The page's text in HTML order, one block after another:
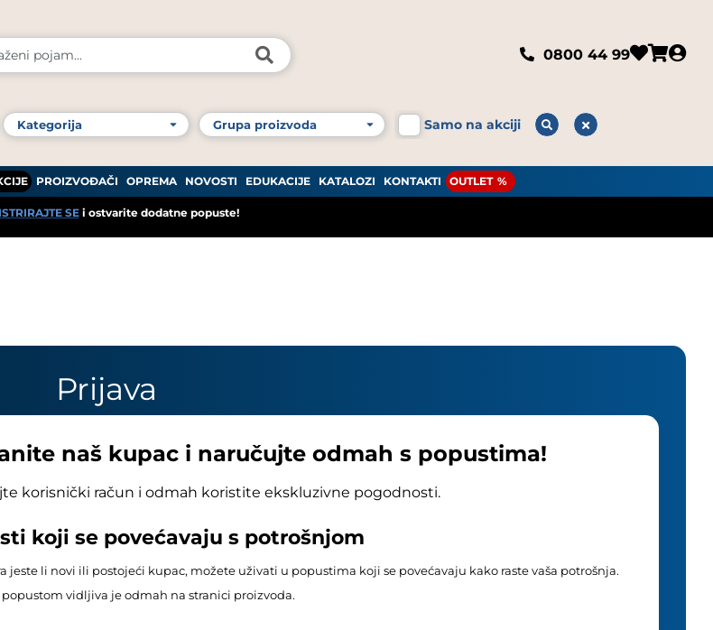
0800 44 99
Samo na akciji
PROIZVOĐAČI OPREMA NOVOSTI EDUKACIJE KATALOZI KONTAKTI OUTLET
SEi ostvarite dodatne popuste!
Prijava
naš kupac i naručujte odmah s popustima!
korisnički račun i odmah koristite ekskluzivne pogodnosti.
koji se povećavaju s potrošnjom
jeste li novi ili postojeći kupac, možete uživati u popustima koji se povećavaju kako raste vaša potrošnja.
popustom vidljiva je odmah na stranici proizvoda.